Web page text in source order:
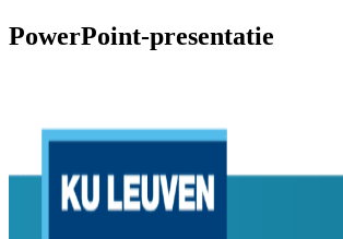
PowerPoint-presentatie